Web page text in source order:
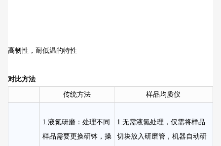
高韧性，耐低温的特性
对比方法
传统方法 样品均质仪
1.液氮研磨：处理不同
样品需要更换研钵，操
1.无需液氮处理，仅需将样品
切块放入研磨管，机器自动研